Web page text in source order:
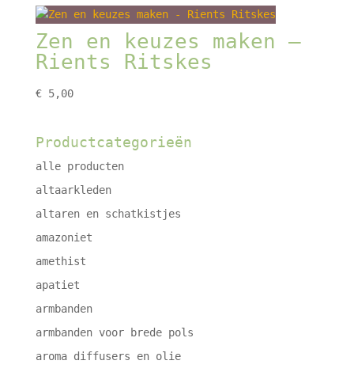
€ 14,50.€ 10,00.
Zen en keuzes maken –
Rients Ritskes
€5,00
Productcategorieën
alle producten
altaarkleden
altaren en schatkistjes
amazoniet
amethist
apatiet
armbanden
armbanden voor brede pols
aroma diffusers en olie